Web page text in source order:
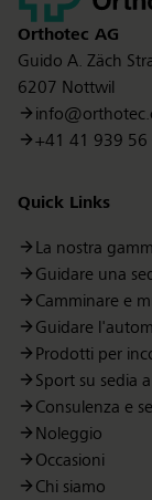
Orthotec AG
Guido A. Zäch
6207 Nottwil
+41 41 939 56
Quick Links
La nostra
Guidare una
Camminare e
Guidare
Prodotti per
Sport su sedia
Consulenza e
Noleggio
Occasioni
Chi siamo